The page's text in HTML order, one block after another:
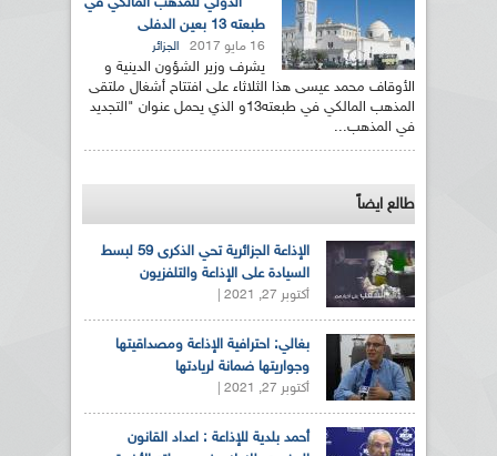
الدولي للمذهب المالكي في
طبعته 13 بعين الدفلى
16 مايو 2017 الجزائر
يشرف وزير الشؤون الدينية و
الأوقاف محمد عيسى هذا الثلاثاء على افتتاح أشغال ملتقى
المذهب المالكي في طبعته13و الذي يحمل عنوان "التجديد
في المذهب...
طالع ايضاً
الإذاعة الجزائرية تحي الذكرى 59 لبسط
السيادة على الإذاعة والتلفزيون
أكتوبر 27, 2021 |
بغالي: احترافية الإذاعة ومصداقيتها
وجواريتها ضمانة لريادتها
أكتوبر 27, 2021 |
أحمد بلدية للإذاعة : اعداد القانون